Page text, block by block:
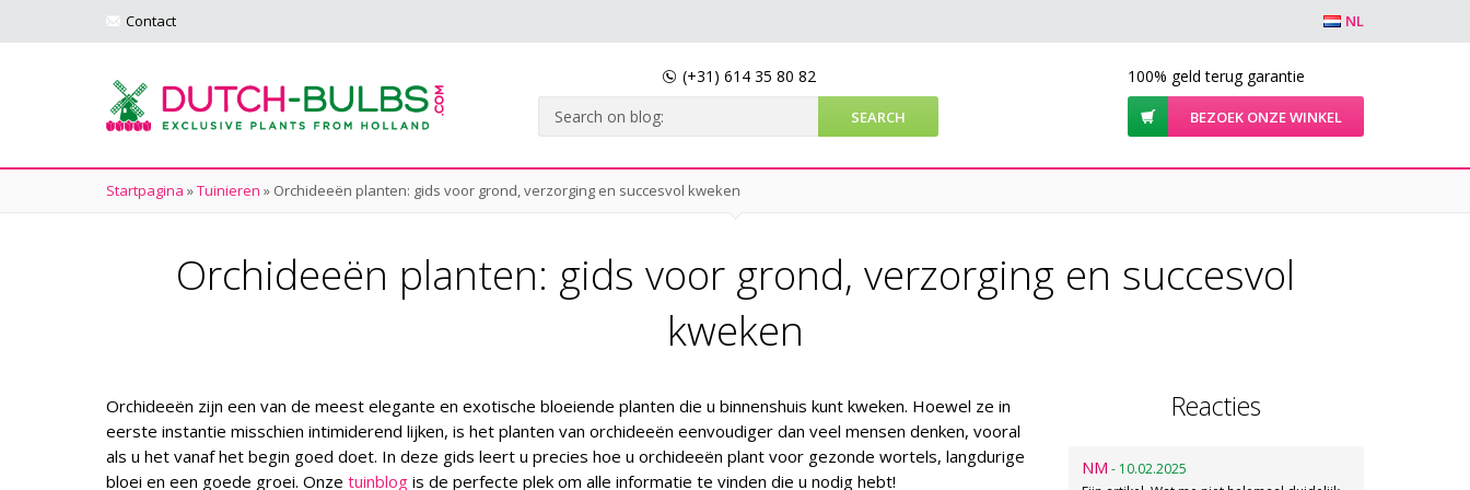
Contact NL
(+31) 614 35 80 82 100% geld terug garantie
BEZOEK ONZE WINKEL
Startpagina »Tuinieren » Orchideeën planten: gids voor grond, verzorging en succesvol kweken
Orchideeën planten: gids voor grond, verzorging en succesvol
kweken
Orchideeën zijn een van de meest elegante en exotische bloeiende planten die u binnenshuis kunt kweken. Hoewel ze in
eerste instantie misschien intimiderend lijken, is het planten van orchideeën eenvoudiger dan veel mensen denken, vooral
als u het vanaf het begin goed doet. In deze gids leert u precies hoe u orchideeën plant voor gezonde wortels, langdurige
bloei en een goede groei. Onze tuinblog is de perfecte plek om alle informatie te vinden die u nodig hebt!
Reacties
NM - 10.02.2025